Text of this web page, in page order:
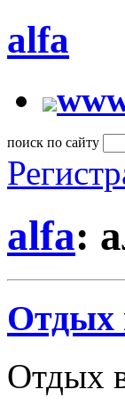
alfa
поиск по сайту
alfa:
Отдых
Отдых